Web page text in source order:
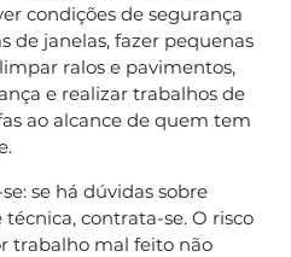
condições de segurança
de janelas, fazer pequenas
ralos e pavimentos,
e realizar trabalhos de
ao alcance de quem tem
se há dúvidas sobre
contrata-se. O risco
trabalho mal feito não